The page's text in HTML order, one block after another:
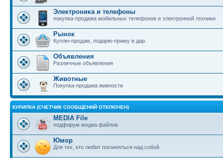
Электроника и телефоны
покупка-продажа мобильных телефонов и электронной техники
Рынок
Куплю-продам, подарю-приму в дар.
Объявления
Различные объявления
Животные
Покупка-продажа живности
КУРИЛКА (СЧЕТЧИК СООБЩЕНИЙ ОТКЛЮЧЕН)
MEDIA File
подфорум медиа файлов
Юмор
Для тех, кто любит посмеяться над собой